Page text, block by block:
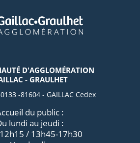
D'AGGLOMÉRATION
- GRAULHET
-81604 - GAILLAC Cedex
du public :
lundi au jeudi :
/ 13h45-17h30